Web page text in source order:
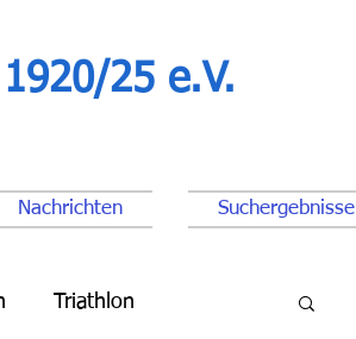
25 e.V.
Nachrichten Suchergebnisse
Triathlon